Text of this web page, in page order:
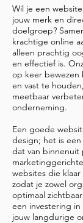
Wil je een
jouw merk en
doelgroep?
krachtige online
alleen prachtig
en effectief is.
op keer bewezen
en vast te
meetbaar
onderneming.
Een goede
design; het is
dat van
websites die klaar
zodat je zowel
optimaal
een investering in
jouw langdurige